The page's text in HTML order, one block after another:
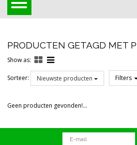
PRODUCTEN GETAGD MET
Show as:
Sorteer: Nieuwste producten Filters
Prijs
Geen producten gevonden!...